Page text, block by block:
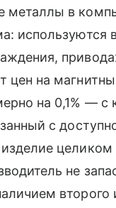
металлы в
используются
цен на
на 0,1% — с
с
изделие
не